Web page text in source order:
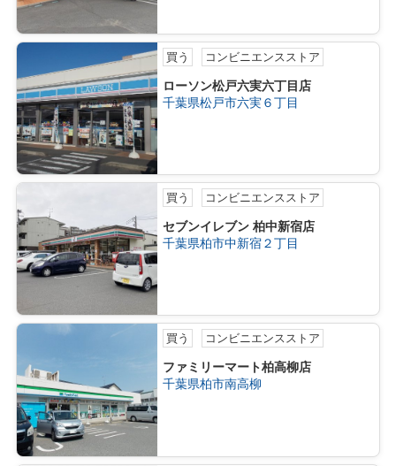
買う コンビニエンスストア
ローソン松戸六実六丁目店
千葉県松戸市六実６丁目
買う コンビニエンスストア
セブンイレブン 柏中新宿店
千葉県柏市中新宿２丁目
買う コンビニエンスストア
ファミリーマート柏高柳店
千葉県柏市南高柳